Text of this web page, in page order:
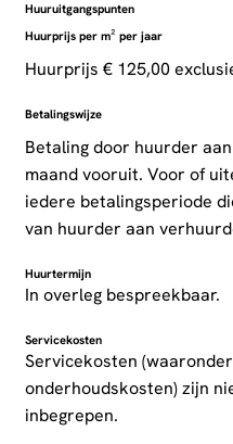
Huuruitgangspunten
Huurprijs per m² per jaar
Huurprijs € 125,00
Betalingswijze
Betaling door huurder
maand vooruit. Voor of
iedere betalingsperiode
van huurder aan
Huurtermijn
In overleg bespreekbaar.
Servicekosten
Servicekosten
onderhoudskosten) zijn
inbegrepen.